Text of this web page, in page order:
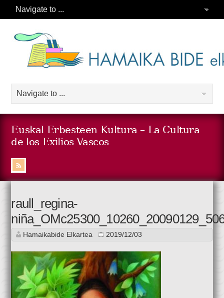
Euskal Erbesteen Kultura – La Cultura
de los Exilios Vascos
raull_regina-
Hamaikabide Elkartea 2019/12/03